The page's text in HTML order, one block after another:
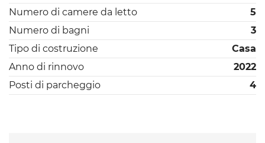
Numero di camere da letto
5
Numero di bagni
3
Tipo di costruzione
Casa
Anno di rinnovo
2022
Posti di parcheggio
4